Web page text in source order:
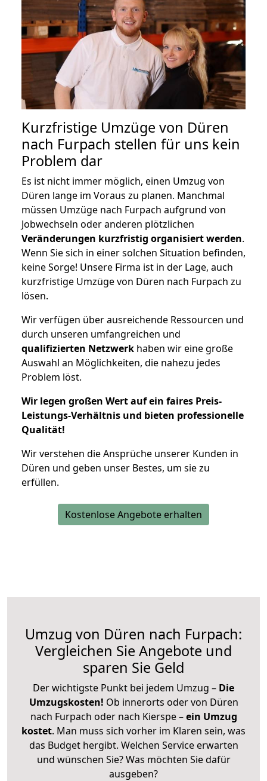
Kurzfristige Umzüge von Düren
nach Furpach stellen für uns kein
Problem dar
Es ist nicht immer möglich, einen Umzug von
Düren lange im Voraus zu planen. Manchmal
müssen Umzüge nach Furpach aufgrund von
Jobwechseln oder anderen plötzlichen
Veränderungen kurzfristig organisiert werden.
Wenn Sie sich in einer solchen Situation befinden,
keine Sorge! Unsere Firma ist in der Lage, auch
kurzfristige Umzüge von Düren nach Furpach zu
lösen.
Wir verfügen über ausreichende Ressourcen und
durch unseren umfangreichen und
qualifizierten Netzwerk haben wir eine große
Auswahl an Möglichkeiten, die nahezu jedes
Problem löst.
Wir legen großen Wert auf ein faires Preis-
Leistungs-Verhältnis und bieten professionelle
Qualität!
Wir verstehen die Ansprüche unserer Kunden in
Düren und geben unser Bestes, um sie zu
erfüllen.
Kostenlose Angebote erhalten
Umzug von Düren nach Furpach:
Vergleichen Sie Angebote und
sparen Sie Geld
Der wichtigste Punkt bei jedem Umzug – Die
Umzugskosten! Ob innerorts oder von Düren
nach Furpach oder nach Kierspe –ein Umzug
kostet. Man muss sich vorher im Klaren sein, was
das Budget hergibt. Welchen Service erwarten
und wünschen Sie? Was möchten Sie dafür
ausgeben?